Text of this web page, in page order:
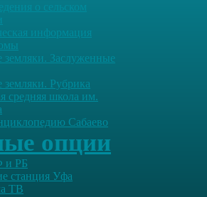
о сельском
информация
Заслуженные
Рубрика
средняя школа им.
Сабаево
опции
и РБ
станция Уфа
ТВ